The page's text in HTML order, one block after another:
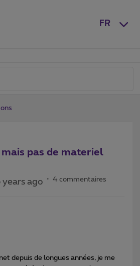
FR
pas de materiel
ago 4 commentaires
depuis de longues années, je me